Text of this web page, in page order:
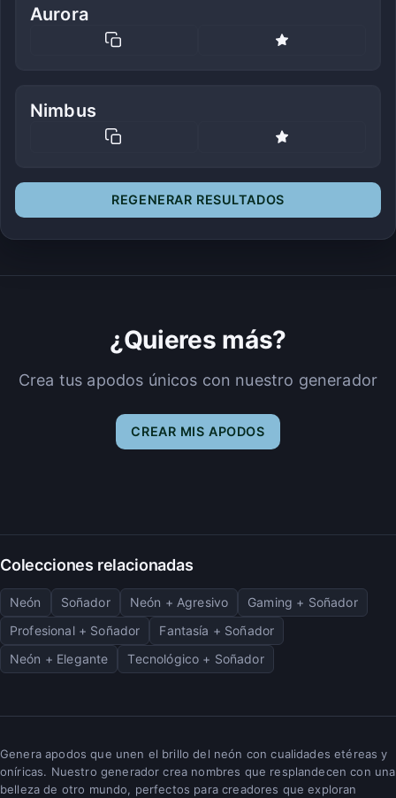
Aurora
Nimbus
REGENERAR RESULTADOS
¿Quieres más?
Crea tus apodos únicos con nuestro generador
CREAR MIS APODOS
Colecciones relacionadas
Neón Soñador Neón + Agresivo
Gaming + Soñador
Profesional + Soñador
Fantasía + Soñador
Neón + Elegante
Tecnológico + Soñador
Genera apodos que unen el brillo del neón con cualidades etéreas y
oníricas. Nuestro generador crea nombres que resplandecen con una
belleza de otro mundo, perfectos para creadores que exploran